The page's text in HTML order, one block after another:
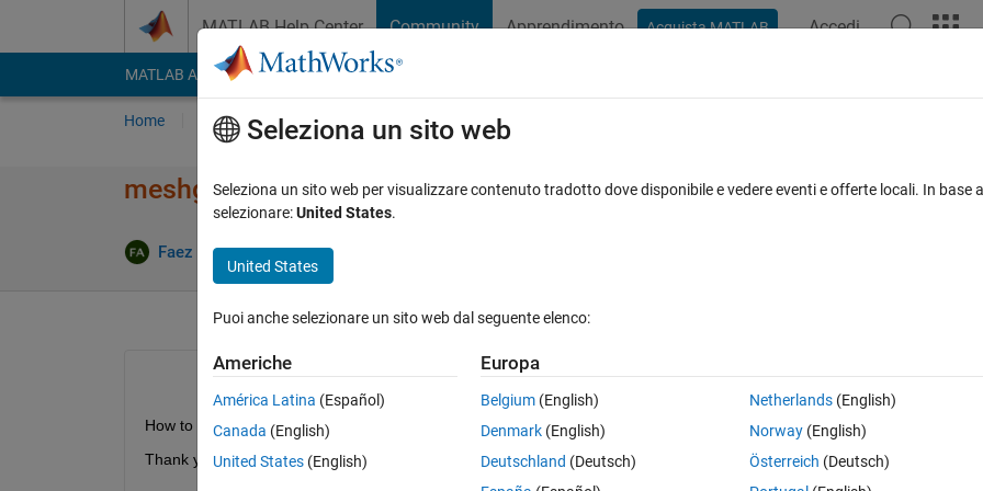
MATLAB Help Center Community Apprendimento Acquista MATLAB Accedi
MATLAB Answers File Exchange Cody
Home Poni una domanda Risposta Naviga
meshgrid .stl file and extract data points?
Faez Alkadi 25 Ago 2017
0 voti
How to meshgrid an .stl file. lets say we have a thin ribbon shape .stl part and need to meshgrid its face. How can i do
Thank you
Seleziona un sito web
Seleziona un sito web per visualizzare contenuto tradotto dove disponibile e vedere eventi e offerte locali. In
selezionare:United States.
United States
Puoi anche selezionare un sito web dal seguente elenco:
Americhe
América Latina (Español)
Canada (English)
United States (English)
Europa
Belgium (English)
Denmark (English)
Deutschland (Deutsch)
Netherlands(English)
Norway(English)
Österreich (Deutsch)